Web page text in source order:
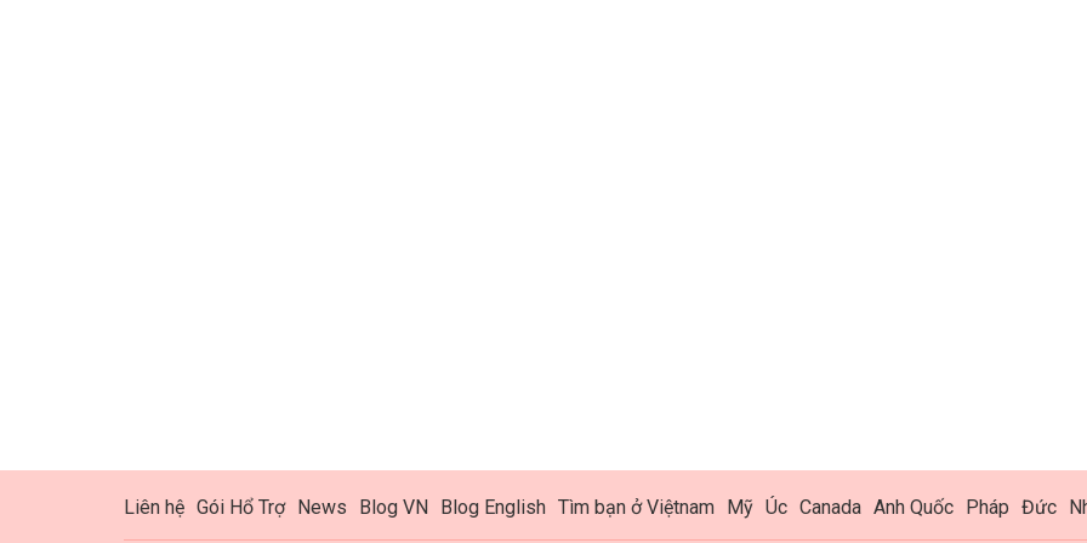
Liên hệ Gói Hổ Trợ News Blog VN Blog English Tìm bạn ở Việtnam Mỹ Úc Canada Anh Quốc Pháp Đức